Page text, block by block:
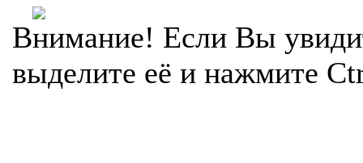
Внимание! Если Вы
выделите её и нажмите